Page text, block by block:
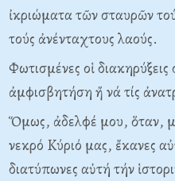
ἰκριώματα τῶν σταυρῶν
τούς ἀνένταχτους λαούς.
Φωτισμένες οἱ
ἀμφισβητήση ἤ νά τίς
Ὅμως, ἀδελφέ μου, ὅταν,
νεκρό Kύριό μας, ἔκανες
διατύπωνες αὐτή τήν